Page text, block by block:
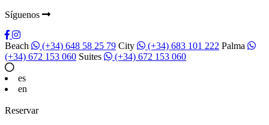
Síguenos
Beach (+34) 648 58 25 79 City (+34) 683 101 222 Palma
(+34) 672 153 060 Suites (+34) 672 153 060
es
en
Reservar